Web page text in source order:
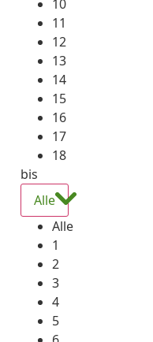
10
11
12
13
14
15
16
17
18
bis
Alle
Alle
1
2
3
4
5